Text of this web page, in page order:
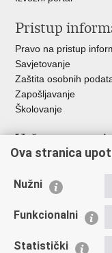
Pristup
Pravo na pristup
Savjetovanje
Zaštita osobnih
Zapošljavanje
Školovanje
Važne
Ministarstvo
Udruge
Policijska akademija
Zaklada policijske
Ova stranica
Nužni
Funkcionalni
Statistički